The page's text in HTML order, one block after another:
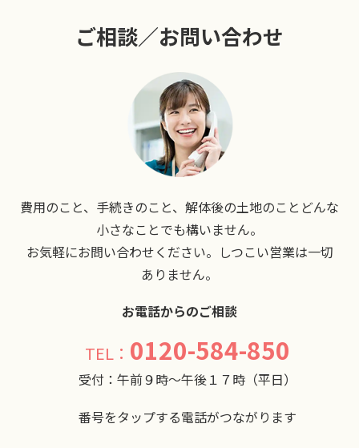
ご相談／お問い合わせ
費用のこと、手続きのこと、解体後の土地のことどんな
小さなことでも構いません。
お気軽にお問い合わせください。しつこい営業は一切
ありません。
お電話からのご相談
0120-584-850
受付：午前９時〜午後１７時（平日）
番号をタップする電話がつながります